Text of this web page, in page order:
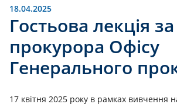
18.04.2025
Гостьова лекція за
прокурора Офісу
Генерального
17 квітня 2025 року в рамках вивчення